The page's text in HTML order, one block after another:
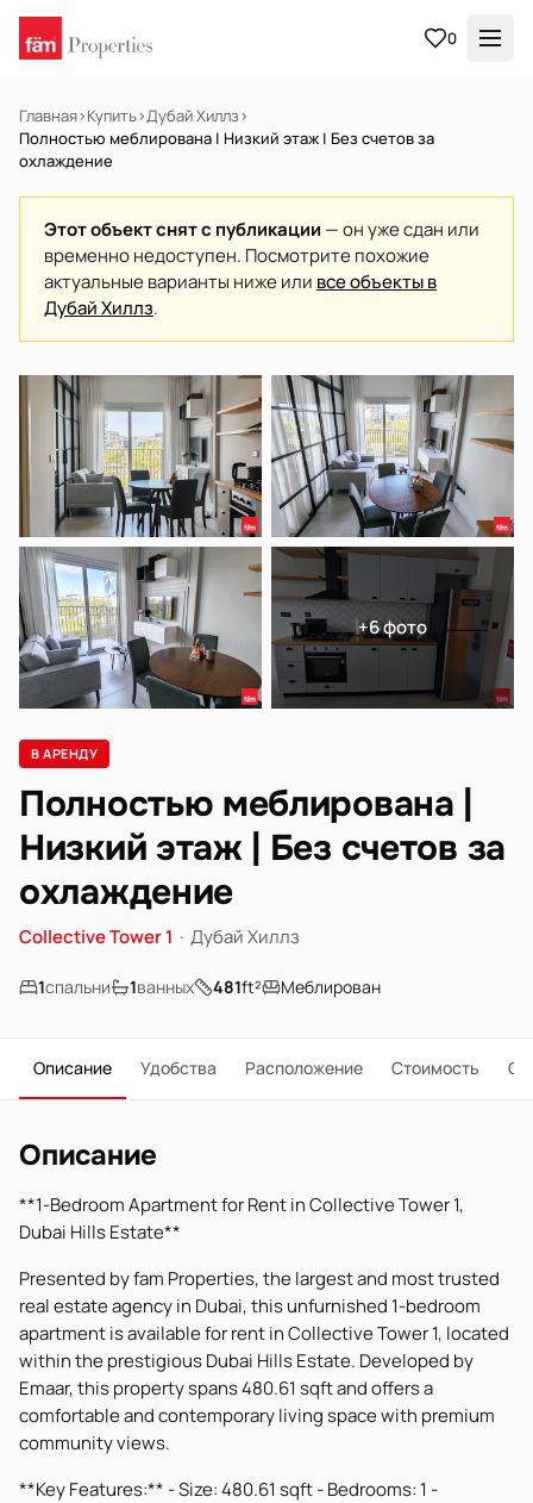
0
Главная›Купить›Дубай Хиллз›
Полностью меблирована | Низкий этаж | Без счетов за
охлаждение
Этот объект снят с публикации — он уже сдан или
временно недоступен. Посмотрите похожие
актуальные варианты ниже или все объекты в
Дубай Хиллз.
В АРЕНДУ Готов к заселению
+6 фото
В АРЕНДУ
Полностью меблирована |
Низкий этаж | Без счетов за
охлаждение
Collective Tower 1 · Дубай Хиллз
1спальни 1ванных 481ft² Меблирован
Описание Удобства Расположение Стоимость О
Описание
**1-Bedroom Apartment for Rent in Collective Tower 1,
Dubai Hills Estate**
Presented by fam Properties, the largest and most trusted
real estate agency in Dubai, this unfurnished 1-bedroom
apartment is available for rent in Collective Tower 1, located
within the prestigious Dubai Hills Estate. Developed by
Emaar, this property spans 480.61 sqft and offers a
comfortable and contemporary living space with premium
community views.
**Key Features:** - Size: 480.61 sqft - Bedrooms: 1 -